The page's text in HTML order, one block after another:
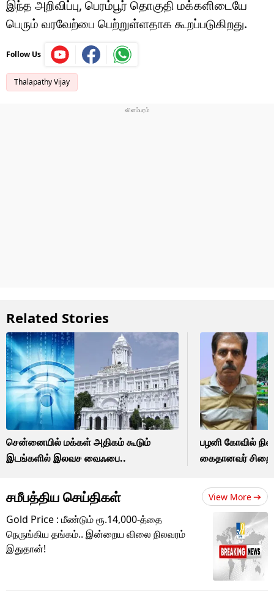
இந்த அறிவிப்பு, பெரம்பூர் தொகுதி மக்களிடையே
பெரும் வரவேற்பை பெற்றுள்ளதாக கூறப்படுகிறது.
Follow Us
Thalapathy Vijay
Related Stories
சென்னையில் மக்கள் அதிகம் கூடும்
இடங்களில் இலவச வைஃபை..
பழனி கோவில்
கைதானவர்
சமீபத்திய செய்திகள் View More
Gold Price : மீண்டும் ரூ.14,000-த்தை
நெருங்கிய தங்கம்.. இன்றைய விலை நிலவரம்
இதுதான்!